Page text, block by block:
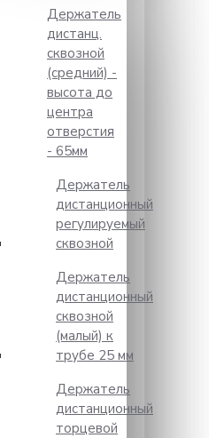
Держатель
дистанц.
сквозной
(средний) -
высота до
центра
отверстия
- 65мм
Держатель
дистанционный
регулируемый
сквозной
Держатель
дистанционный
сквозной
(малый) к
трубе 25 мм
Держатель
дистанционный
торцевой